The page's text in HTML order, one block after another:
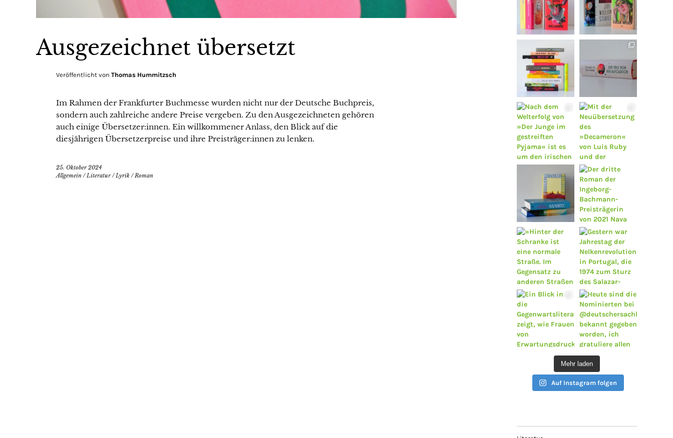
Ausgezeichnet übersetzt
Veröffentlicht von Thomas Hummitzsch
Im Rahmen der Frankfurter Buchmesse wurden nicht nur der Deutsche Buchpreis,
sondern auch zahlreiche andere Preise vergeben. Zu den Ausgezeichneten gehören
auch einige Übersetzer:innen. Ein willkommener Anlass, den Blick auf die
diesjährigen Übersetzerpreise und ihre Preisträger:innen zu lenken.
25. Oktober 2024
Allgemein /Literatur/Lyrik /Roman
Mehr laden
Auf Instagram folgen